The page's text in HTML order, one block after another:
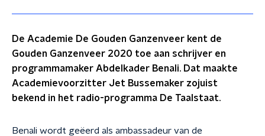
De Academie De Gouden Ganzenveer kent de
Gouden Ganzenveer 2020 toe aan schrijver en
programmamaker Abdelkader Benali. Dat maakte
Academievoorzitter Jet Bussemaker zojuist
bekend in het radio-programma De Taalstaat.
Benali wordt geëerd als ambassadeur van de